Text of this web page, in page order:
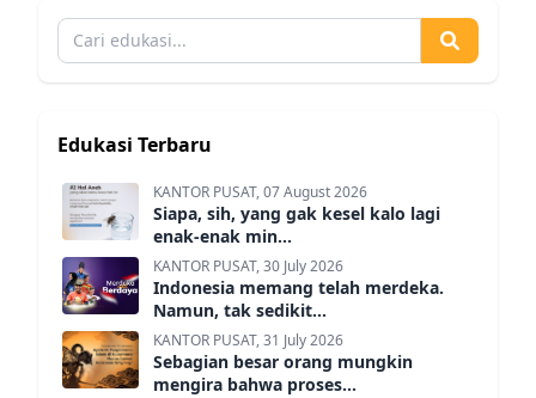
Edukasi Terbaru
KANTOR PUSAT, 07 August 2026
Siapa, sih, yang gak kesel kalo lagi
enak-enak min...
KANTOR PUSAT, 30 July 2026
Indonesia memang telah merdeka.
Namun, tak sedikit...
KANTOR PUSAT, 31 July 2026
Sebagian besar orang mungkin
mengira bahwa proses...